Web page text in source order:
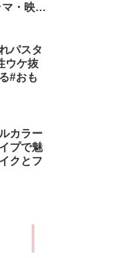
・映画
パスタ
ウケ抜
#おも
カラー
プで魅
クとフ